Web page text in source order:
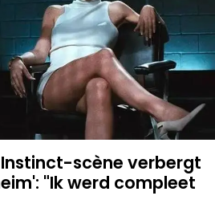
scène verbergt
"Ik werd compleet